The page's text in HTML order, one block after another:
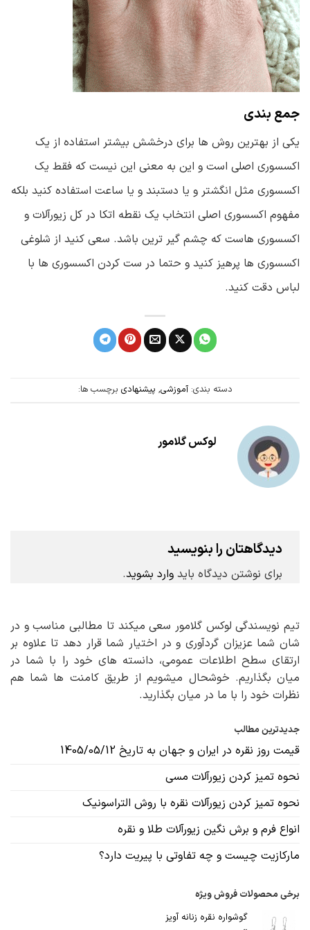
جمع بندی
یکی از بهترین روش ها برای درخشش بیشتر استفاده از یک
اکسسوری اصلی است و این به معنی این نیست که فقط یک
اکسسوری مثل انگشتر و یا دستبند و یا ساعت استفاده کنید بلکه
مفهوم اکسسوری اصلی انتخاب یک نقطه اتکا در کل زیورآلات و
اکسسوری هاست که چشم گیر ترین باشد. سعی کنید از شلوغی
اکسسوری ها پرهیز کنید و حتما در ست کردن اکسسوری ها با
لباس دقت کنید.
دسته بندی:آموزشی, پیشنهادی برچسب ها:
لوکس گلامور
دیدگاهتان را بنویسید
برای نوشتن دیدگاه باید وارد بشوید.
تیم نویسندگی لوکس گلامور سعی میکند تا مطالبی مناسب و در
شان شما عزیزان گردآوری و در اختیار شما قرار دهد تا علاوه بر
ارتقای سطح اطلاعات عمومی، دانسته های خود را با شما در
میان بگذاریم. خوشحال میشویم از طریق کامنت ها شما هم
نظرات خود را با ما در میان بگذارید.
جدیدترین مطالب
قیمت روز نقره در ایران و جهان به تاریخ 1405/05/12
نحوه تمیز کردن زیورآلات مسی
نحوه تمیز کردن زیورآلات نقره با روش التراسونیک
انواع فرم و برش نگین زیورآلات طلا و نقره
مارکازیت چیست و چه تفاوتی با پیریت دارد؟
برخی محصولات فروش ویژه
گوشواره نقره زنانه آویز